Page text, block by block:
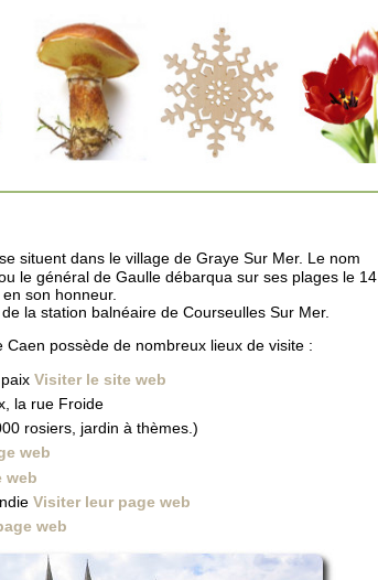
situent dans le village de Graye Sur Mer. Le nom
le général de Gaulle débarqua sur ses plages le 14
son honneur.
la station balnéaire de Courseulles Sur Mer.
possède de nombreux lieux de visite :
Visiter le site web
la rue Froide
rosiers, jardin à thèmes.)
web
web
Visiter leur page web
web